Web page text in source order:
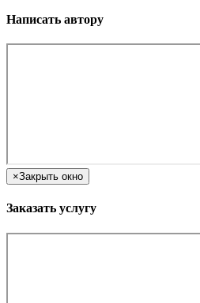
Написать автору
×Закрыть окно
Заказать услугу